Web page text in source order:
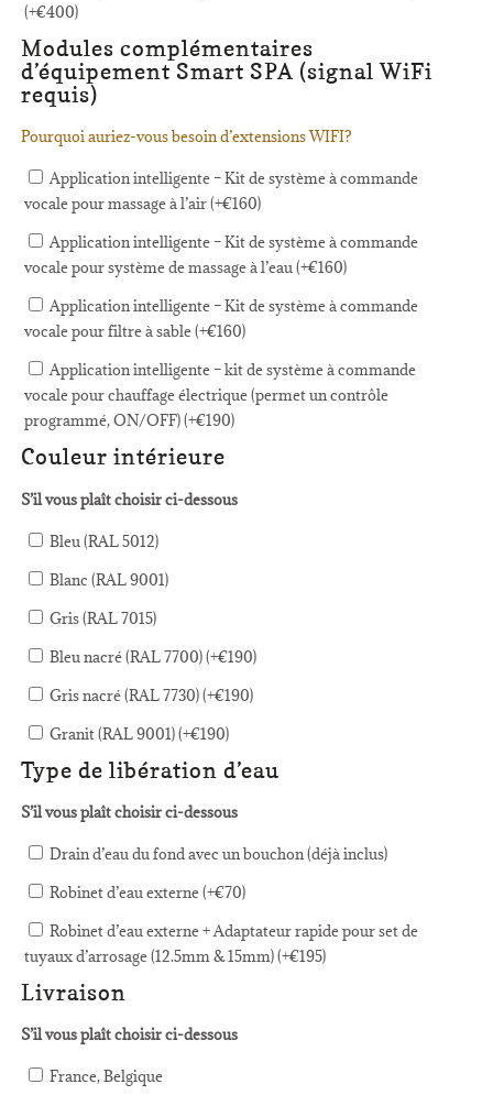
(+€400)
Modules complémentaires
d’équipement Smart SPA (signal WiFi
requis)
Pourquoi auriez-vous besoin d’extensions WIFI?
Application intelligente – Kit de système à commande
vocale pour massage à l’air (+€160)
Application intelligente – Kit de système à commande
vocale pour système de massage à l’eau (+€160)
Application intelligente – Kit de système à commande
vocale pour filtre à sable (+€160)
Application intelligente – kit de système à commande
vocale pour chauffage électrique (permet un contrôle
programmé, ON/OFF) (+€190)
Couleur intérieure
S’il vous plaît choisir ci-dessous
Bleu (RAL 5012)
Blanc (RAL 9001)
Gris (RAL 7015)
Bleu nacré (RAL 7700) (+€190)
Gris nacré (RAL 7730) (+€190)
Granit (RAL 9001) (+€190)
Type de libération d’eau
S’il vous plaît choisir ci-dessous
Drain d’eau du fond avec un bouchon (déjà inclus)
Robinet d’eau externe (+€70)
Robinet d’eau externe + Adaptateur rapide pour set de
tuyaux d’arrosage (12.5mm & 15mm) (+€195)
Livraison
S’il vous plaît choisir ci-dessous
France, Belgique